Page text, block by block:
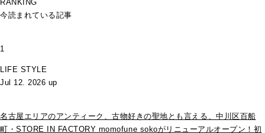
RANKING
今読まれている記事
1
LIFE STYLE
Jul 12. 2026 up
名古屋エリアのアンティーク、古物好きの聖地とも言える、中川区百船
町・STORE IN FACTORY momofune sokoがリニューアルオープン！初